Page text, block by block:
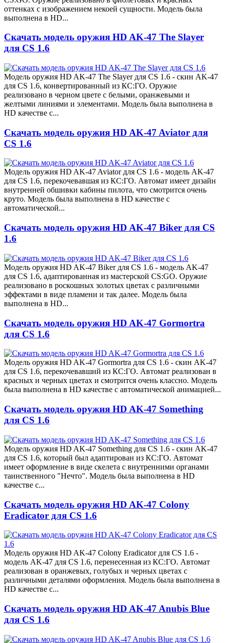
оттенках с изображением некоей сущности. Модель была
выполнена в HD...
Скачать модель оружия HD AK-47 The Slayer
для CS 1.6
Модель оружия HD AK-47 The Slayer для CS 1.6 - скин AK-47
для CS 1.6, конвертированный из КС:ГО. Оружие
реализовано в черном цвете с белыми, оранжевыми и
желтыми линиями и элементами. Модель была выполнена в
HD качестве с...
Скачать модель оружия HD AK-47 Aviator для
CS 1.6
Модель оружия HD AK-47 Aviator для CS 1.6 - модель AK-47
для CS 1.6, перекочевавшая из КС:ГО. Автомат имеет дизайн
внутренней обшивки кабины пилота, что смотрится очень
круто. Модель была выполнена в HD качестве с
автоматической...
Скачать модель оружия HD AK-47 Biker для CS
1.6
Модель оружия HD AK-47 Biker для CS 1.6 - модель AK-47
для CS 1.6, адаптированная из мастерской CS:GO. Оружие
реализовано в роскошных золотых цветах с различными
эффектами в виде пламени и так далее. Модель была
выполнена в HD...
Скачать модель оружия HD AK-47 Gormortra
для CS 1.6
Модель оружия HD AK-47 Gormortra для CS 1.6 - скин AK-47
для CS 1.6, перекочевавший из КС:ГО. Автомат реализован в
красных и черных цветах и смотрится очень классно. Модель
была выполнена в HD качестве с автоматической анимацией...
Скачать модель оружия HD AK-47 Something
для CS 1.6
Модель оружия HD AK-47 Something для CS 1.6 - скин AK-47
для CS 1.6, который был адаптирован из КС:ГО. Автомат
имеет оформление в виде скелета с внутренними органами
таинственного "Нечто". Модель была выполнена в HD
качестве с...
Скачать модель оружия HD AK-47 Colony
Eradicator для CS 1.6
Модель оружия HD AK-47 Colony Eradicator для CS 1.6 -
модель AK-47 для CS 1.6, перенесенная из КС:ГО. Автомат
реализован в оранжевых, голубых и черных цветах с
различными деталями оформления. Модель была выполнена в
HD качестве с...
Скачать модель оружия HD AK-47 Anubis Blue
для CS 1.6